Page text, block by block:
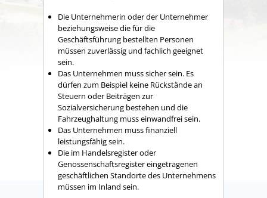
Die Unternehmerin oder der Unternehmer
beziehungsweise die für die
Geschäftsführung bestellten Personen
müssen zuverlässig und fachlich geeignet
sein.
Das Unternehmen muss sicher sein. Es
dürfen zum Beispiel keine Rückstände an
Steuern oder Beiträgen zur
Sozialversicherung bestehen und die
Fahrzeughaltung muss einwandfrei sein.
Das Unternehmen muss finanziell
leistungsfähig sein.
Die im Handelsregister oder
Genossenschaftsregister eingetragenen
geschäftlichen Standorte des Unternehmens
müssen im Inland sein.